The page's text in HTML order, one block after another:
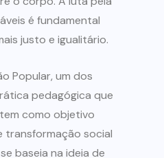
é fundamental
justo e igualitário.
Popular, um dos
pedagógica que
como objetivo
transformação social
baseia na ideia de